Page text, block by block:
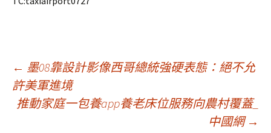
文
章
← 墨08靠設計影像西哥總統強硬表態：絕不允
許美軍進境
推動家庭一包養app養老床位服務向農村覆蓋_
中國網 →